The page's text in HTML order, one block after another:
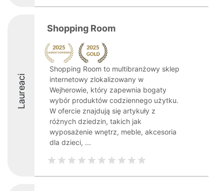
Laureaci
Shopping Room
Shopping Room to multibranżowy sklep
internetowy zlokalizowany w
Wejherowie, który zapewnia bogaty
wybór produktów codziennego użytku.
W ofercie znajdują się artykuły z
różnych dziedzin, takich jak
wyposażenie wnętrz, meble, akcesoria
dla dzieci, ...